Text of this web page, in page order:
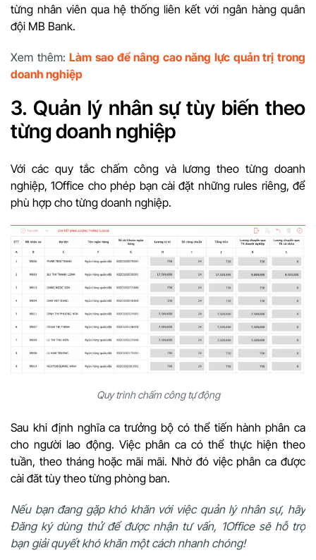
từng nhân viên qua hệ thống liên kết với ngân hàng quân
đội MB Bank.
Xem thêm:Làm sao để nâng cao năng lực quản trị trong
doanh nghiệp
3. Quản lý nhân sự tùy biến theo
từng doanh nghiệp
Với các quy tắc chấm công và lương theo từng doanh
nghiệp, 1Office cho phép bạn cài đặt những rules riêng, để
phù hợp cho từng doanh nghiệp.
Quy trình chấm công tự động
Sau khi định nghĩa ca trưởng bộ có thể tiến hành phân ca
cho người lao động. Việc phân ca có thể thực hiện theo
tuần, theo tháng hoặc mãi mãi. Nhờ đó việc phân ca được
cài đăt tùy theo từng phòng ban.
Nếu bạn đang gặp khó khăn với việc quản lý nhân sự, hãy
Đăng ký dùng thử để được nhận tư vấn, 1Office sẽ hỗ trợ
bạn giải quyết khó khăn một cách nhanh chóng!